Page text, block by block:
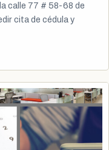
calle 77 # 58-68 de
cita de cédula y